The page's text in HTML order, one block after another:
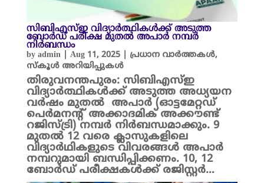
സിബിഎസ്ഇ വിദ്യാർത്ഥികൾക്ക് അടുത്ത
ബോർഡ് പരീക്ഷ മുതൽ അപാർ നമ്പർ
നിർബന്ധം
by admin| Aug 11, 2025| പ്രധാന വാർത്തകൾ,
സ്കൂൾ അറിയിപ്പുകൾ
തിരുവനന്തപുരം: സിബിഎസ്ഇ
വിദ്യാർത്ഥികൾക്ക് അടുത്ത അധ്യയന
വർഷം മുതൽ അപാർ (ഓട്ടമേറ്റഡ്
പെർമനന്റ് അക്കാദമിക് അക്കൗണ്ട്
റജിസ്ട്രി) നമ്പർ നിർബന്ധമാക്കും. 9
മുതൽ 12 വരെ ക്ലാസുകളിലെ
വിദ്യാർഥികളുടെ വിവരങ്ങൾ അപാർ
നമ്പറുമായി ബന്ധിപ്പിക്കണം. 10, 12
ബോർഡ് പരീക്ഷകൾക്ക്‌ രജിസ്റ്റർ…